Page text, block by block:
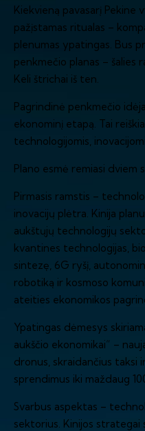
Kiekvieną pavasarį Pekine
pažįstamas ritualas –
plenumas ypatingas. Bus
penkmečio planas – šalies
Keli štrichai iš ten.
Pagrindinė penkmečio
ekonominį etapą. Tai
technologijomis,
Plano esmė remiasi dviem
Pirmasis ramstis –
inovacijų plėtra. Kinija
aukštųjų technologijų
kvantines technologijas,
sintezę, 6G ryšį,
robotiką ir kosmoso
ateities ekonomikos
Ypatingas dėmesys
aukščio ekonomikai“ –
dronus, skraidančius
sprendimus iki maždaug
Svarbus aspektas –
sektorius. Kinijos